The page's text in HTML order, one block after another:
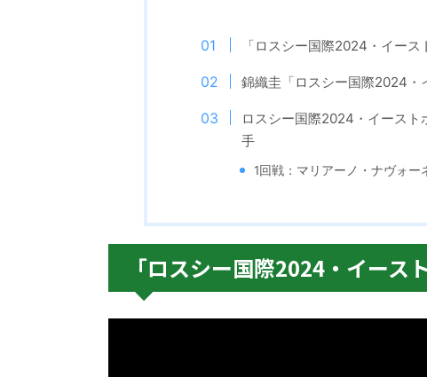
「ロスシー国際2024・イー
錦織圭「ロスシー国際2024・
ロスシー国際2024・イースト
手
1回戦：マリアーノ・ナヴォー
「ロスシー国際2024・イース